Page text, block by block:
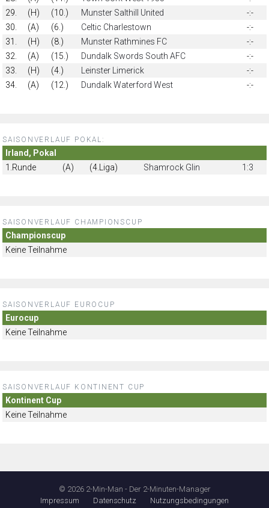
29.
(H) (10.) Munster Salthill United
-:-
30.
(A) (6.) Celtic Charlestown
-:-
31.
(H) (8.) Munster Rathmines FC
-:-
32.
(A) (15.) Dundalk Swords South AFC
-:-
33.
(H) (4.) Leinster Limerick
-:-
34.
(A) (12.) Dundalk Waterford West -:-
SAISONVERLAUF POKAL:
Irland, Pokal
1.Runde
(A) (4.Liga) Shamrock Glin 1:3
SAISONVERLAUF CHAMPIONSCUP
Championscup
Keine Teilnahme
SAISONVERLAUF EUROCUP
Eurocup
Keine Teilnahme
SAISONVERLAUF KONTINENT CUP
Kontinent Cup
Keine Teilnahme
© 2026 2-Min-Man - Der 2-Minuten-Manager
Impressum
Datenschutz Nutzungsbedingungen